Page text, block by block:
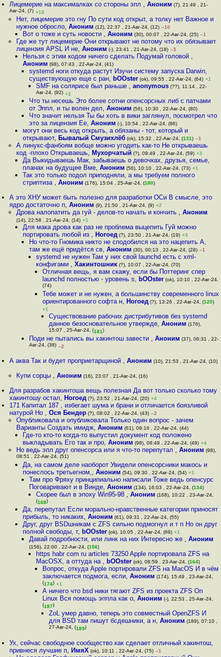
Лицемерие на максималках со стороны эпл ,Аноним (7), 21:49 , 21-
Авг-24, (7) +15
Нет, лицемерие это гну По сути код открыт, а толку нет Важное и
нужное обросло, Аноним (12), 22:37 , 21-Авг-24, (12) –10
Вот о тоже и суть новости , Аноним (30), 00:07 , 22-Авг-24, (25) –1
Где же тут лицемерие Они открывают не потому что их обязывает
лицензия APSL И не, Аноним (-), 23:41 , 21-Авг-24, (18) –3
Нельзя с этим кодом ничего сделать Подумай головой ,
Аноним (98), 07:43 , 22-Авг-24, (41)
systemd ноги откуда растут Изучи систему запуска Darwin,
существующую еще с ран, bOOster (ok), 09:55 , 22-Авг-24, (64) +1
SMF на солярисе был раньше , anonymous(??), 11:14 , 22-
Авг-24, (92) +2
Что ты несешь Это более сотни опенсорсных либ с патчами
от Эппл, и ты волен дел,Аноним (56), 10:30 , 22-Авг-24, (80)
Что значит нельзя Ты бы хоть в вики заглянул, посмотрел что
это за лицензия Ее,Аноним (-), 10:54 , 22-Авг-24, (86)
могут они весь код открыть, а обязаны - тот, который и
открывают, Бывалый Смузихлёб(ok), 15:32 , 22-Авг-24, (131) –1
А линукс-фанбоям вобще можно угодить как-то Не открываешь
код -плохо Открываешь, Мухорчатый (?), 09:49 , 22-Авг-24, (59) +3
Да Выкидываешь Мак, забываешь о девочках, друзья, семье,
планах на будущее Вме, Аноним (56), 10:10 , 22-Авг-24, (73) +1
Так это только подол приподняли, а мы требуем полного
стриптиза , Аноним (176), 15:04 , 25-Авг-24, (180)
А это ХНУ может быть полезно для разработки ОСи В смысле, это
ядро достаточно п,Аноним (9), 21:50 , 21-Авг-24, (9) +2
Дрова налопатить да гуй - делов-то начать и кончить , Аноним
(14), 22:58 , 21-Авг-24, (14) +1
Для мака дрова как раз не проблема выцепить Гуй можно
портировать любой из , Ногоед(?), 23:50 , 21-Авг-24, (19) +3
Но что-то Гномика никто не сподобился на это нацепить А,
там же ещё придётся св,Аноним (30), 00:13 , 22-Авг-24, (28) –1
systemd не нужен Там у них свой launchd есть с xml-
конфигами , Хакинтошник(?), 10:07 , 22-Авг-24, (70)
Отличная вещь, я вам скажу, если бы Поттеринг спер
launchd полностью - уровень s, bOOster(ok), 10:10 , 22-Авг-24,
(74)
Тебе может и не нужен, а большинству современного linux
ориентированного софта н, Ногоед(?), 13:26 , 22-Авг-24, (120)
+1
Существование рабочих дистрибутивов без systemd
данное безосновательное утвержде,Аноним (176),
15:07 , 25-Авг-24, (181)
Поди не пытались вы хакинтош завести ,Аноним (37), 06:31 , 22-
Авг-24, (38) –2
А аква Так и будет проприетарщиной ,Аноним (10), 21:53 , 21-Авг-24, (10)
Купи сорцы , Аноним (16), 23:07 , 21-Авг-24, (16)
Для разрабов хакинтоша вещь полезная Да вот только сколько тому
хакинтошу остал, Ногоед (?), 23:52 , 21-Авг-24, (20) +4
171 Капитал 187 , избегает шума и брани и отличается боязливой
натурой Но ,Ося Бендер (?), 08:02 , 22-Авг-24, (43) –2
Опубликовала и опубликовала Только один вопрос - зачем
Варианты Создать имидж, Аноним (61), 08:16 , 22-Авг-24, (44)
Где-то кто-то когда-то выпустил документ код положено
выкладывать Его так и про, Аноним (98), 08:49 , 22-Авг-24, (49) +4
Но ведь эпл друг опенсорса или я что-то перепутал , Аноним (98),
08:51 , 22-Авг-24, (51)
Да, на самом деле наоборот Увидели опенсорсники макось и
понеслось третьегном,, Аноним (54), 09:30 , 22-Авг-24, (54) +1
Там про Фряху принципиально написали Тоже ведь опенсурс
Поговаривают и в Винде,Аноним (134), 16:03 , 22-Авг-24, (134)
Скорее был в эпоху Win95-98 , Аноним (168), 10:22 , 23-Авг-24,
(168)
Да, перепутал Если морально-нравственные категории приносят
прибыль, то никаких, Аноним (61), 09:31 , 22-Авг-24, (55)
Друг, друг BSDшникам с ZFS сильно подмогнул и т п Но он друг
полной свободы, т, bOOster(ok), 10:05 , 22-Авг-24, (69) +1
Давай подробности, или линк на них Интересно же ,Аноним
(156), 22:00 , 22-Авг-24, (156)
https habr com ru articles 73250 Apple портировала ZFS на
MacOSX, а оттуда на , bOOster(ok), 08:59 , 23-Авг-24, (164)
Вопрос, откуда Apple портировали ZFS на MacOS И в чём
заключается подмога, если, Аноним (174), 15:49 , 23-Авг-24,
(174) +1
А ничего что bsd ники тягают ZFS из проекта ZFS On
Linux Вся помощь эппла как о, Аноним (-), 22:53 , 25-Авг-24,
(187)
ZoL умер давно, теперь это совместный OpenZFS И
для BSD там пишут бсдешники, а н,Аноним (189), 07:10 ,
27-Авг-24, (189)
Ух, сейчас свободное сообщество как сделает отличный хакинтош,
привнеся лучшие п, ИмяХ (ok), 10:11 , 22-Авг-24, (75) –1